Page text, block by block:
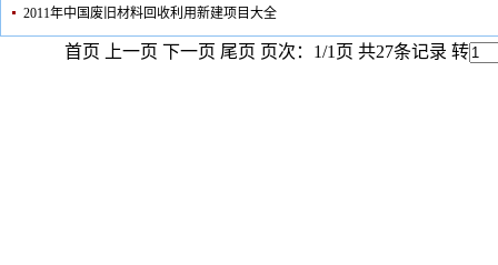
2011年中国废旧材料回收利用新建项目大全
首页 上一页 下一页 尾页 页次：1/1页 共27条记录 转